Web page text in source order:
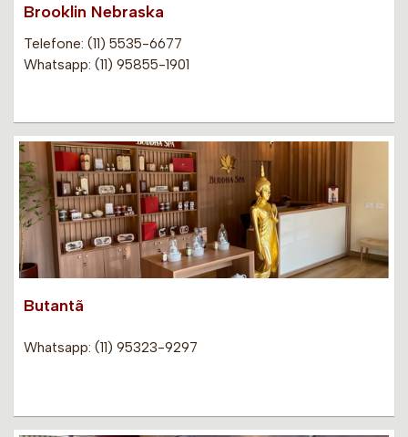
Brooklin Nebraska
Telefone: (11) 5535-6677
Whatsapp: (11) 95855-1901
Butantã
Whatsapp: (11) 95323-9297